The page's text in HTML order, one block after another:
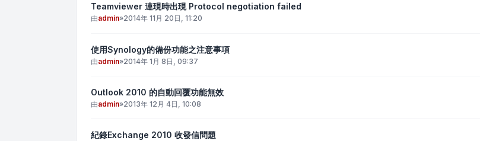
Teamviewer 連現時出現 Protocol negotiation failed
由admin»2014年 11月 20日, 11:20
使用Synology的備份功能之注意事項
由admin»2014年 1月 8日, 09:37
Outlook 2010 的自動回覆功能無效
由admin»2013年 12月 4日, 10:08
紀錄Exchange 2010 收發信問題